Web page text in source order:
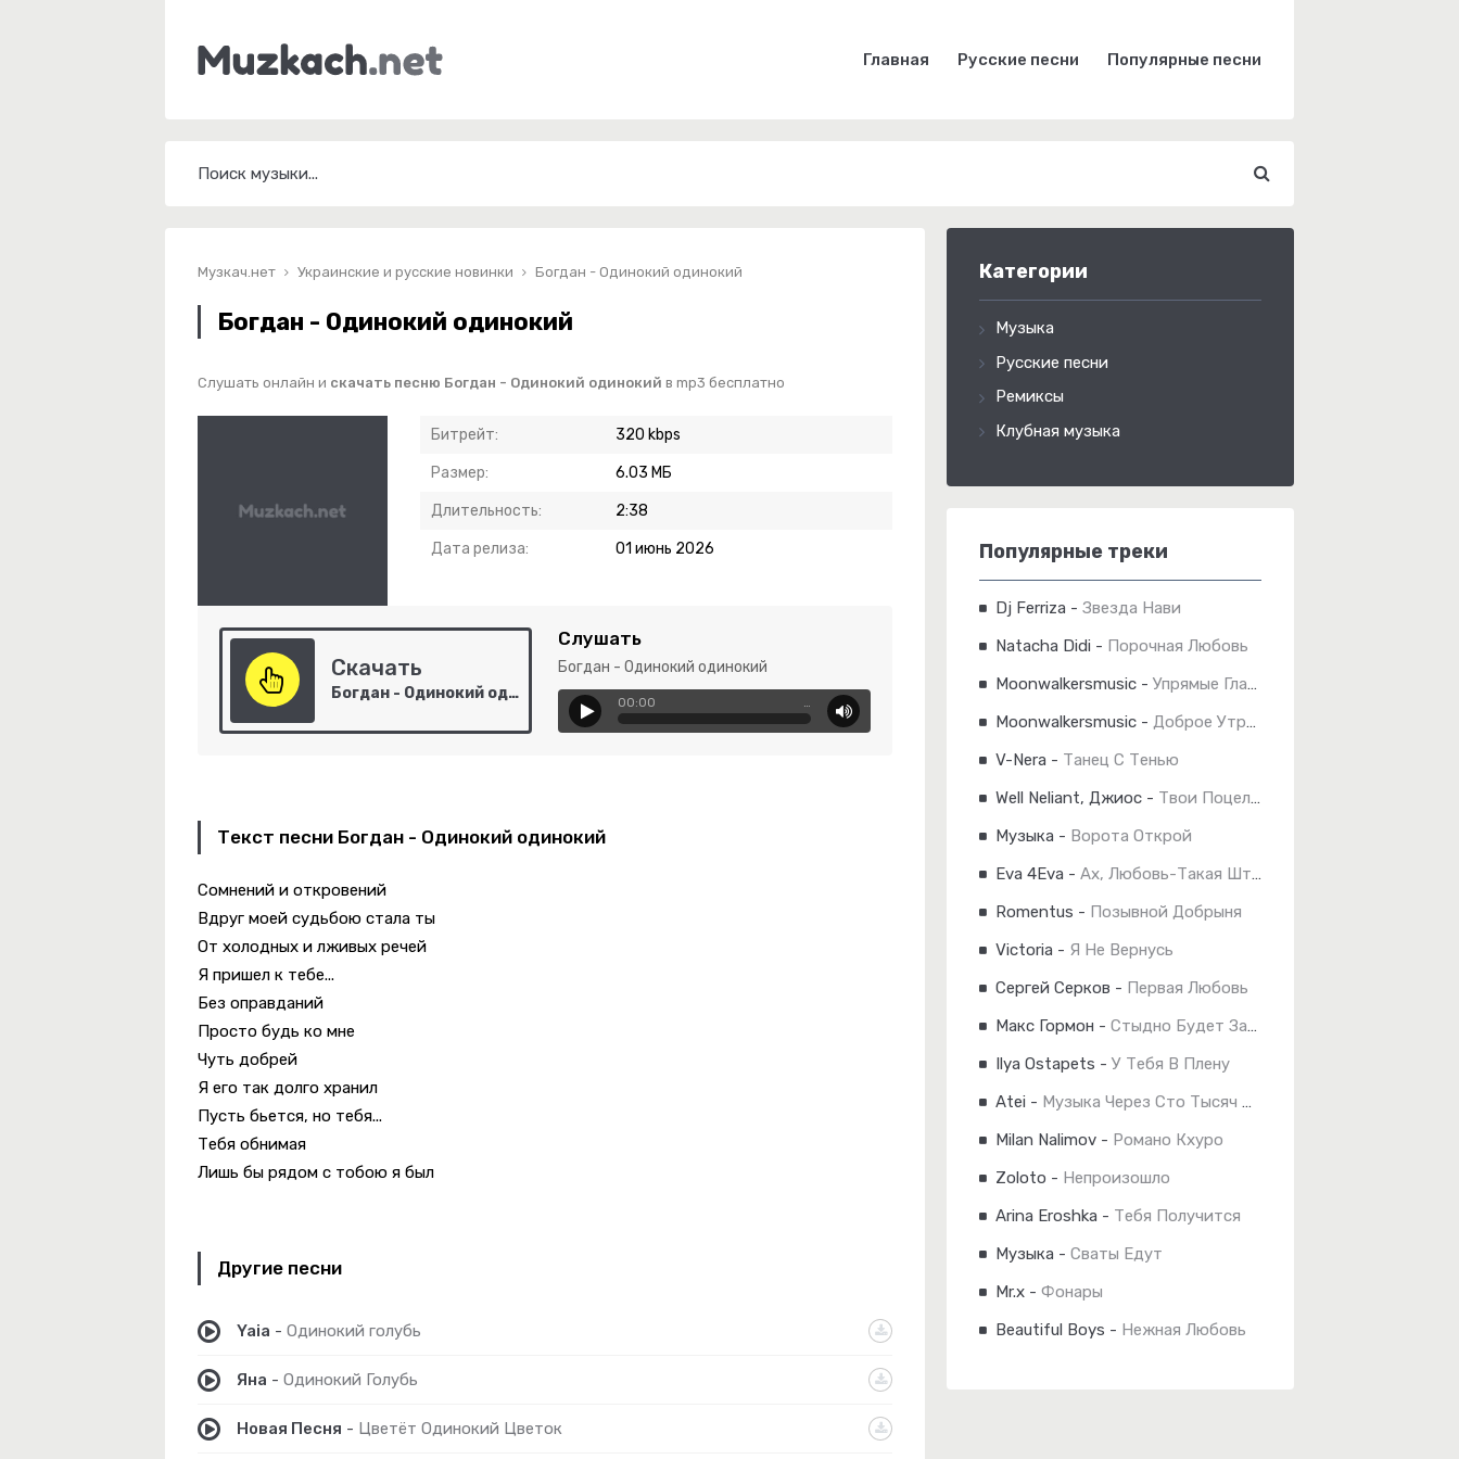
Главная Русские песни Популярные песни
Музкач.нет Украинские и русские новинки Богдан - Одинокий одинокий
Богдан - Одинокий одинокий
Слушать онлайн и скачать песню Богдан - Одинокий одинокий в mp3 бесплатно
Битрейт: 320 kbps
Размер: 6.03 МБ
Длительность: 2:38
Дата релиза: 01 июнь 2026
Скачать
Богдан - Одинокий одинокий
Слушать
Богдан - Одинокий одинокий
00:00 …
Текст песни Богдан - Одинокий одинокий
Сомнений и откровений
Вдруг моей судьбою стала ты
От холодных и лживых речей
Я пришел к тебе...
Без оправданий
Просто будь ко мне
Чуть добрей
Я его так долго хранил
Пусть бьется, но тебя...
Тебя обнимая
Лишь бы рядом с тобою я был
Другие песни
Yaia - Одинокий голубь
Яна - Одинокий Голубь
Новая Песня - Цветёт Одинокий Цветок
Категории
Музыка
Русские песни
Ремиксы
Клубная музыка
Популярные треки
Dj Ferriza - Звезда Нави
Natacha Didi - Порочная Любовь
Moonwalkersmusic - Упрямые Глаза
Moonwalkersmusic - Доброе Утро Суббота
V-Nera - Танец С Тенью
Well Neliant, Джиос - Твои Поцелуи
Музыка - Ворота Открой
Eva 4Eva - Ах, Любовь-Такая Штука
Romentus - Позывной Добрыня
Victoria - Я Не Вернусь
Сергей Серков - Первая Любовь
Макс Гормон - Стыдно Будет Завтра
Ilya Ostapets - У Тебя В Плену
Atei - Музыка Через Сто Тысяч Лет
Milan Nalimov - Романо Кхуро
Zoloto - Непроизошло
Arina Eroshka - Тебя Получится
Музыка - Сваты Едут
Mr.x - Фонары
Beautiful Boys - Нежная Любовь